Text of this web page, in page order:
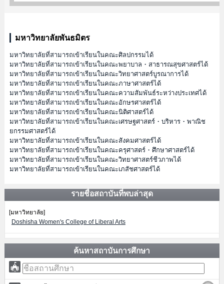
มหาวิทยาลัยพันธมิตร
มหาวิทยาลัยที่สามารถเข้าเรียนในคณะศิลปกรรมได้
มหาวิทยาลัยที่สามารถเข้าเรียนในคณะพยาบาล・สาธารณสุขศาสตร์ได้
มหาวิทยาลัยที่สามารถเข้าเรียนในคณะวิทยาศาสตร์บูรณาการได้
มหาวิทยาลัยที่สามารถเข้าเรียนในคณะภาษาศาสตร์ได้
มหาวิทยาลัยที่สามารถเข้าเรียนในคณะความสัมพันธ์ระหว่างประเทศได้
มหาวิทยาลัยที่สามารถเข้าเรียนในคณะอักษรศาสตร์ได้
มหาวิทยาลัยที่สามารถเข้าเรียนในคณะนิติศาสตร์ได้
มหาวิทยาลัยที่สามารถเข้าเรียนในคณะเศรษฐศาสตร์・บริหาร・พาณิช
ยกรรมศาสตร์ได้
มหาวิทยาลัยที่สามารถเข้าเรียนในคณะสังคมศาสตร์ได้
มหาวิทยาลัยที่สามารถเข้าเรียนในคณะครุศาสตร์・ศึกษาศาสตร์ได้
มหาวิทยาลัยที่สามารถเข้าเรียนในคณะวิทยาศาสตร์ชีวภาพได้
มหาวิทยาลัยที่สามารถเข้าเรียนในคณะเภสัชศาสตร์ได้
รายชื่อสถาบันที่พบล่าสุด
[มหาวิทยาลัย]
Doshisha Women's College of Liberal Arts
ค้นหาสถาบันการศึกษา